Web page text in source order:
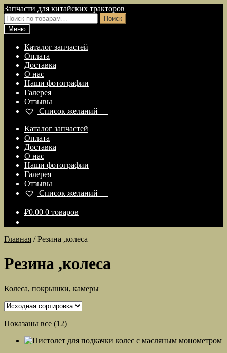
Перейти
к
навигации
Перейти
к
содержимому
Запчасти для китайских тракторов
Искать:
Поиск
Меню
Каталог запчастей
Оплата
Доставка
О нас
Наши фотографии
Галерея
Отзывы
Список желаний —
Каталог запчастей
Оплата
Доставка
О нас
Наши фотографии
Галерея
Отзывы
Список желаний —
₽0.00 0 товаров
Главная /Резина ,колеса
Резина ,колеса
Колеса, покрышки, камеры
Показаны все (12)